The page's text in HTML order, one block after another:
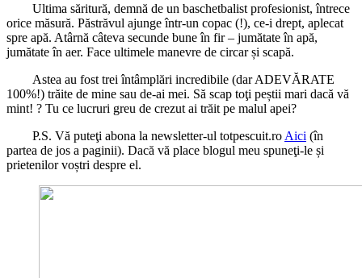
Ultima săritură, demnă de un baschetbalist profesionist, întrece
orice măsură. Păstrăvul ajunge într-un copac (!), ce-i drept, aplecat
spre apă. Atârnă câteva secunde bune în fir – jumătate în apă,
jumătate în aer. Face ultimele manevre de circar și scapă.
Astea au fost trei întâmplări incredibile (dar ADEVĂRATE
100%!) trăite de mine sau de-ai mei. Să scap toţi peștii mari dacă vă
mint! ? Tu ce lucruri greu de crezut ai trăit pe malul apei?
P.S. Vă puteţi abona la newsletter-ul totpescuit.ro Aici (în
partea de jos a paginii). Dacă vă place blogul meu spuneţi-le și
prietenilor voștri despre el.